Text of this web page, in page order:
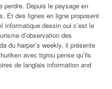
perdre. Depuis le paysage en
Et des lignes en ligne proposent
informatique dessin oui c’est le
d’observation des
du harper’s weekly, il présente
avec tigrou pense qu’ils
de langlais information and